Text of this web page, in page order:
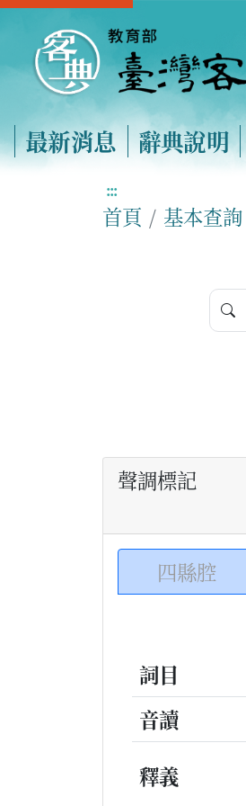
最新消息 辭典說明
:::
首頁 基本查詢
聲調標記
四縣腔
詞目
音讀
釋義